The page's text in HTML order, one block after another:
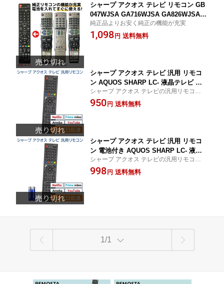
シャープ アクオス テレビ リモコン GB
047WJSA GA716WJSA GA826WJSA G
A661WJSA GA567WJSA GA654WJSA
GA491WJSA GA514WJSA GA548WJS
汎用性が高い 代用リモコン REMOSTA
純正品よりお安く純正の機能が充実
1,098 円 送料無料
シャープ アクオス テレビ 汎用 リモコ
ン AQUOS SHARP LC- 液晶テレビ 汎
用リモコン マルチリモコン 互換リモコ
ン 代用リモコン
シャープ アクオス テレビの汎用リモコン
純正機能のボタン充実
950 円 送料無料
シャープ アクオス テレビ 汎用 リモコ
ン 電池付き AQUOS SHARP LC- 液晶
テレビ 汎用リモコン マルチリモコン 互
換リモコン 代用リモコン
シャープ アクオス テレビの汎用リモコン
純正機能のボタン充実
998 円 送料無料
1/1